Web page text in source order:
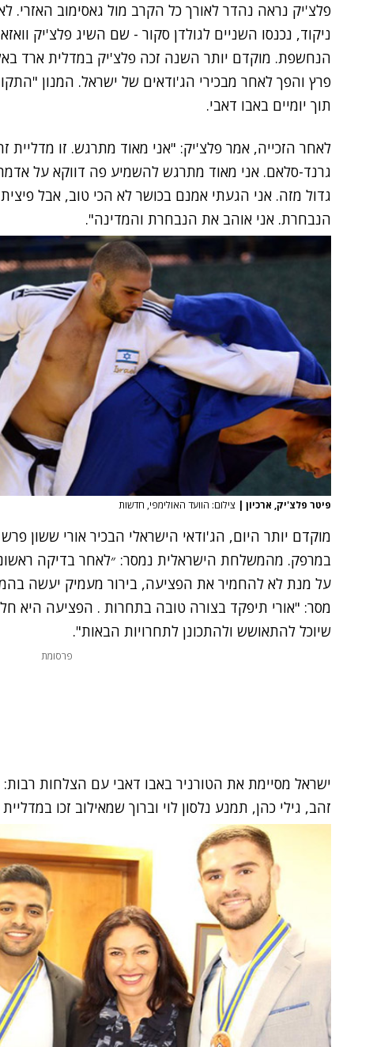
פלצ'יק נראה נהדר לאורך כל הקרב מול גאסימוב האזרי.
ניקוד, נכנסו השניים לגולדן סקור - שם השיג פלצ'יק
הנחשפת. מוקדם יותר השנה זכה פלצ'יק במדלית ארד
פרץ והפך לאחר מבכירי הג'ודאים של ישראל. המנון
תוך יומיים באבו דאבי.
לאחר הזכייה, אמר פלצ'יק: "אני מאוד מתרגש. זו
גרנד-סלאם. אני מאוד מתרגש להשמיע פה דווקא על
גדול מזה. אני הגעתי אמנם בכושר לא הכי טוב, אבל
הנבחרת. אני אוהב את הנבחרת והמדינה".
פיטר פלצ'יק, ארכיון | צילום: הוועד האולימפי, חדשות
מוקדם יותר היום, הג'ודאי הישראלי הבכיר אורי ששון
במרפק. מהמשלחת הישראלית נמסר: ״לאחר בדיקה
על מנת לא להחמיר את הפציעה, בירור מעמיק יעשה
מסר: "אורי תיפקד בצורה טובה בתחרות . הפציעה היא
שיוכל להתאושש ולהתכונן לתחרויות הבאות".
פרסומת
ישראל מסיימת את הטורניר באבו דאבי עם הצלחות רבות:
זהב, גילי כהן, תמנע נלסון לוי וברוך שמאילוב זכו